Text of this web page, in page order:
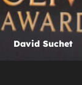
David Suchet